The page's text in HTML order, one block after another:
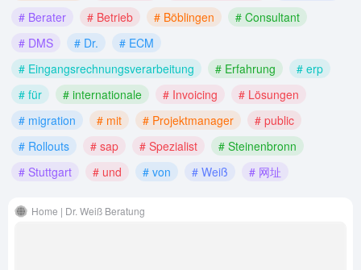
# Berater
# Betrieb # Böblingen
# Consultant
# DMS
# Dr.
# ECM
# Eingangsrechnungsverarbeitung
# Erfahrung
# erp
# für
# internationale # Invoicing
# Lösungen
# migration
# mit # Projektmanager
# public
# Rollouts
# sap # Spezialist
# Steinenbronn
# Stuttgart
# und # von # Weiß # 网址
Home | Dr. Weiß Beratung